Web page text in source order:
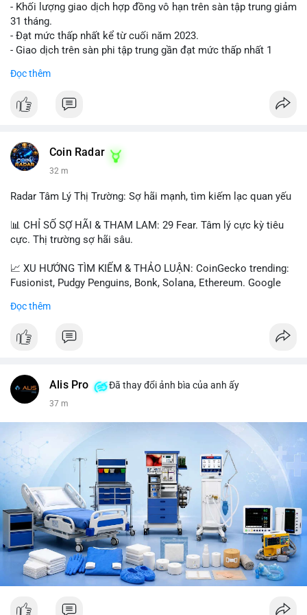
- Khối lượng giao dịch hợp đồng vô hạn trên sàn tập trung giảm
31 tháng.
- Đạt mức thấp nhất kể từ cuối năm 2023.
- Giao dịch trên sàn phi tập trung gần đạt mức thấp nhất 1
#vlikevn #titanbot
Đọc thêm
Coin Radar
32 m
Radar Tâm Lý Thị Trường: Sợ hãi mạnh, tìm kiếm lạc quan yếu
📊 CHỈ SỐ SỢ HÃI & THAM LAM: 29 Fear. Tâm lý cực kỳ tiêu
cực. Thị trường sợ hãi sâu.
📈 XU HƯỚNG TÌM KIẾM & THẢO LUẬN: CoinGecko trending:
Fusionist, Pudgy Penguins, Bonk, Solana, Ethereum. Google
tiêu, vũ khí hạt nhân, đội tuyển Brasil, cúp U20 Châu Á.
UFC 310, Premier League, Champions League, NCAA Football,
MrBeast, Google. Binance Square: nhiều post về lệnh long, lợi
nhuận, $HFT/$SKYAI, $RIVER, $WLD, $ALLO, Top trader 30
💬 DÒNG CHẢY TIN TỨC & TRUYỀN THÔNG: Telegram
CoinTelegraph: Saylor nói Bitcoin không cần rõ ràng, Mỹ cần
rõ ràng; CEX futures volume giảm xuống $4 tỷ trong tháng 7,
thấp nhất từ tháng 12/2023; Prophet Market ra mắt thị trường
dự đoán human vs AI; Trump nói crypto làเรื่อง lớn, người dùng
Bitcoin giảm áp lực cho đồng đô la; Thượng viện Mỹ đẩy lại bỏ
Clarity Act đến tháng 9. Telegram Binance: hỗ trợ trả os cổ tức
AAPL, IBM qua bStocks; MMT Trading Tournament lên tới 2
triệu voucher; Power Protocol Trading Competition; mở rộng
campagna airdrop USD1 đến 07/08/2026; hoàn thành tích hợp
MMT trên BNB Smart Chain. Tin tức gần đây: sau tang lễ
Đọc thêm
Alis Pro Đã thay đổi ảnh bìa của anh ấy
37 m